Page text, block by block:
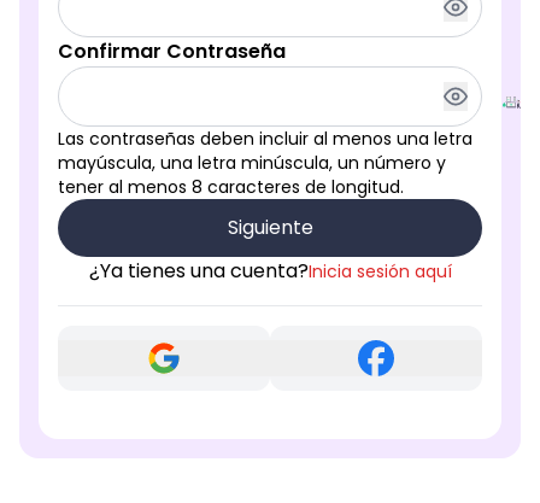
Confirmar Contraseña
Las contraseñas deben incluir al menos una letra
mayúscula, una letra minúscula, un número y
tener al menos 8 caracteres de longitud.
Siguiente
¿Ya tienes una cuenta?Inicia sesión aquí